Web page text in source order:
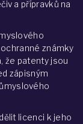
a přípravků na
známky
že patenty jsou
zápisným
licenci k jeho